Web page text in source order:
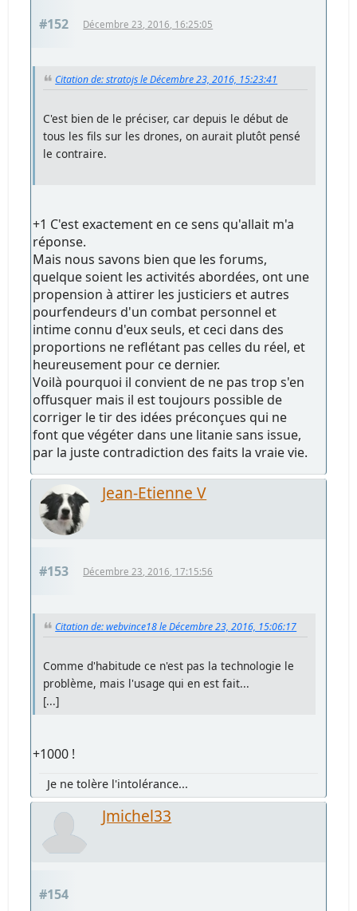
#152 Décembre 23, 2016, 16:25:05
Citation de: stratojs le Décembre 23, 2016, 15:23:41
C'est bien de le préciser, car depuis le début de
tous les fils sur les drones, on aurait plutôt pensé
le contraire.
+1 C'est exactement en ce sens qu'allait m'a
réponse.
Mais nous savons bien que les forums,
quelque soient les activités abordées, ont une
propension à attirer les justiciers et autres
pourfendeurs d'un combat personnel et
intime connu d'eux seuls, et ceci dans des
proportions ne reflétant pas celles du réel, et
heureusement pour ce dernier.
Voilà pourquoi il convient de ne pas trop s'en
offusquer mais il est toujours possible de
corriger le tir des idées préconçues qui ne
font que végéter dans une litanie sans issue,
par la juste contradiction des faits la vraie vie.
Jean-Etienne V
#153 Décembre 23, 2016, 17:15:56
Citation de: webvince18 le Décembre 23, 2016, 15:06:17
Comme d'habitude ce n'est pas la technologie le
problème, mais l'usage qui en est fait...
[...]
+1000 !
Je ne tolère l'intolérance...
Jmichel33
#154